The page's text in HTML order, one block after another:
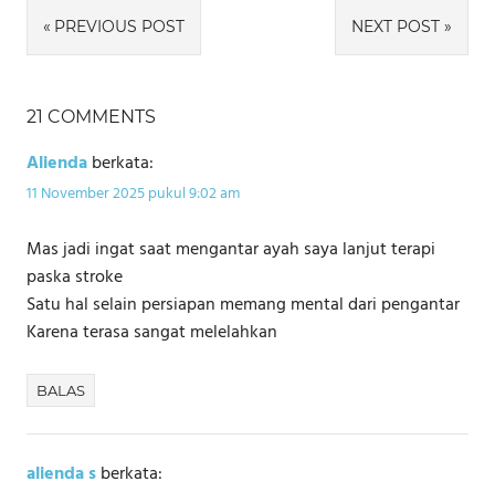
Navigasi
pos
PREVIOUS POST NEXT POST
21 COMMENTS
Aliendaberkata:
11 November 2025 pukul 9:02 am
Mas jadi ingat saat mengantar ayah saya lanjut terapi
paska stroke
Satu hal selain persiapan memang mental dari pengantar
Karena terasa sangat melelahkan
BALAS
alienda sberkata: